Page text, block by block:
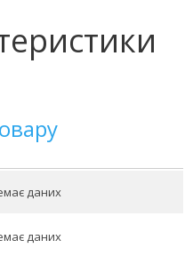
даних
даних